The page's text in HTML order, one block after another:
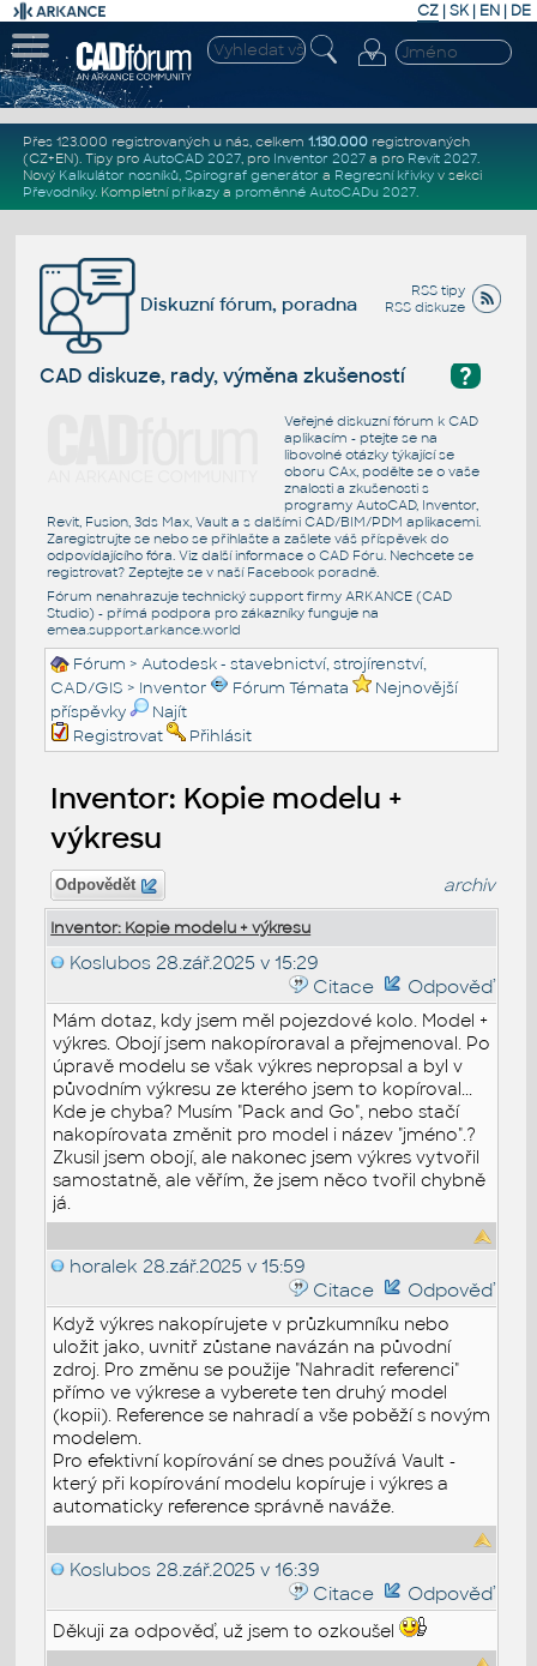
CZ | SK| EN | DE
Přes 123.000 registrovaných u nás, celkem 1.130.000registrovaných
(CZ+EN). Tipy pro AutoCAD 2027, pro Inventor 2027a pro Revit 2027.
Nový Kalkulátor nosníků, Spirograf generátor a Regresní křivkyv sekci
Převodníky. Kompletní příkazya proměnné AutoCADu 2027.
RSS tipy
RSS diskuze
Diskuzní fórum, poradna
?
CAD diskuze, rady, výměna zkušeností
Veřejné diskuzní fórum k CAD
aplikacím - ptejte se na
libovolné otázky týkající se
oboru CAx, podělte se o vaše
znalosti a zkušenosti s
programy AutoCAD, Inventor,
Revit, Fusion, 3ds Max, Vault a s dalšími CAD/BIM/PDM aplikacemi.
Zaregistrujte se nebo se přihlašte a zašlete váš příspěvek do
odpovídajícího fóra. Viz další informace o CAD Fóru. Nechcete se
registrovat? Zeptejte se v naší Facebook poradně.
Fórum nenahrazuje technický support firmy ARKANCE (CAD
Studio) - přímá podpora pro zákazníky funguje na
emea.support.arkance.world
Fórum >Autodesk - stavebnictví, strojírenství,
CAD/GIS > Inventor Fórum Témata
Nejnovější
příspěvky
Najít
Registrovat
Přihlásit
Inventor: Kopie modelu +
výkresu
Odpovědět archiv
Inventor: Kopie modelu + výkresu
Koslubos 28.zář.2025 v 15:29
Citace
Odpověď
Mám dotaz, kdy jsem měl pojezdové kolo. Model +
výkres. Obojí jsem nakopíroraval a přejmenoval. Po
úpravě modelu se však výkres nepropsal a byl v
původním výkresu ze kterého jsem to kopíroval...
Kde je chyba? Musím "Pack and Go", nebo stačí
nakopírovata změnit pro model i název "jméno".?
Zkusil jsem obojí, ale nakonec jsem výkres vytvořil
samostatně, ale věřím, že jsem něco tvořil chybně
já.
horalek 28.zář.2025 v 15:59
Citace
Odpověď
Když výkres nakopírujete v průzkumníku nebo
uložit jako, uvnitř zůstane navázán na původní
zdroj. Pro změnu se použije "Nahradit referenci"
přímo ve výkrese a vyberete ten druhý model
(kopii). Reference se nahradí a vše poběží s novým
modelem.
Pro efektivní kopírování se dnes používá Vault -
který při kopírování modelu kopíruje i výkres a
automaticky reference správně naváže.
Koslubos 28.zář.2025 v 16:39
Citace
Odpověď
Děkuji za odpověď, už jsem to ozkoušel